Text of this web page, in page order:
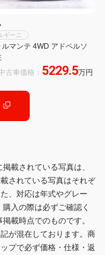
ギーニ
マンテ 4WD アドペルソ
古車価格： 5229.5万円
載されている写真は、
されている写真はそれぞ
、対応は年式やグレー
入の際は必ずご確認く
載時点でのものです。
が混在しております。商
プで必ず価格・仕様・返